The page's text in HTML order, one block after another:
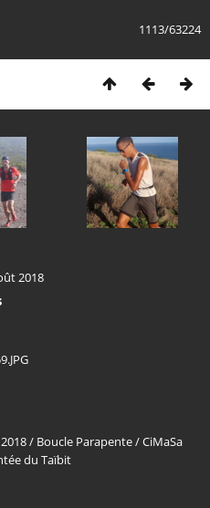
1113/63224
2018
/ Boucle Parapente/CiMaSa
du Taïbit